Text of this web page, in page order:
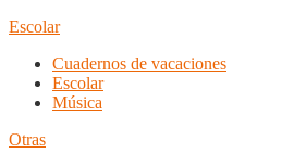
Escolar
Cuadernos de vacaciones
Escolar
Música
Otras